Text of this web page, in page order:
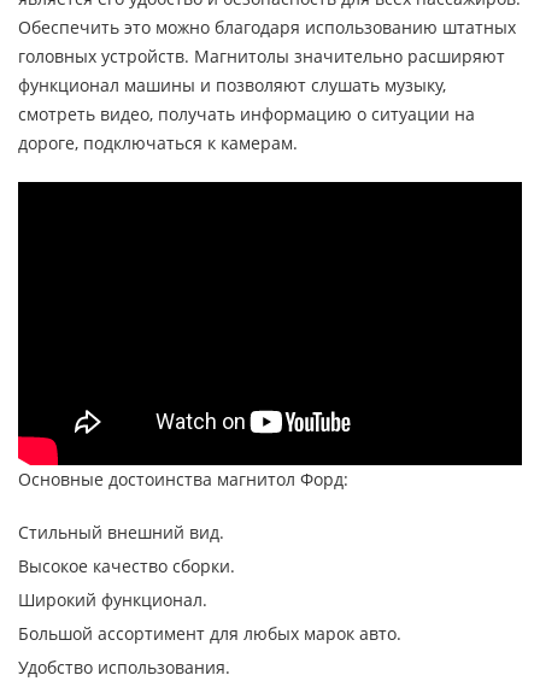
Обеспечить это можно благодаря использованию штатных
головных устройств. Магнитолы значительно расширяют
функционал машины и позволяют слушать музыку,
смотреть видео, получать информацию о ситуации на
дороге, подключаться к камерам.
Основные достоинства магнитол Форд:
Стильный внешний вид.
Высокое качество сборки.
Широкий функционал.
Большой ассортимент для любых марок авто.
Удобство использования.